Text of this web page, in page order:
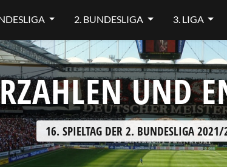
2. BUNDESLIGA 3. LIGA
UND
16. SPIELTAG DER 2. BUNDESLIGA